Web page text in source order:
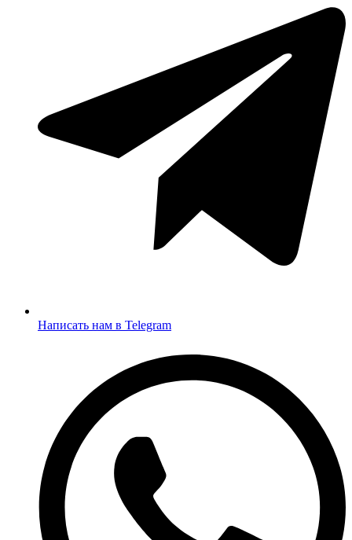
Написать нам в Telegram